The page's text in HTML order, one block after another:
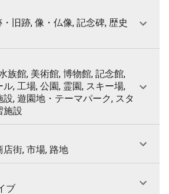
旧跡, 像・仏像, 記念碑, 歴史
族館, 美術館, 博物館, 記念館,
, 工場, 公園, 霊園, スキー場,
, 遊園地・テーマパーク, スタ
施設
街, 市場, 路地
ブ